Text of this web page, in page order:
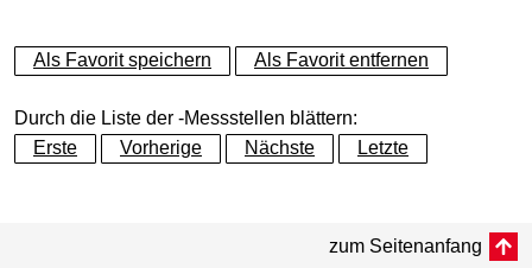
+
−
Als Favorit speichern Als Favorit entfernen
Durch die Liste der -Messstellen blättern:
Erste
Vorherige Nächste Letzte
zum Seitenanfang